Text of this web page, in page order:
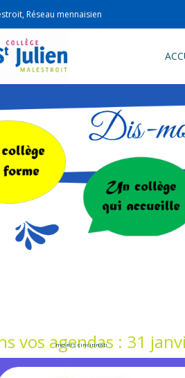
Réseau mennaisien
movers cincinnati
vos agendas : 31